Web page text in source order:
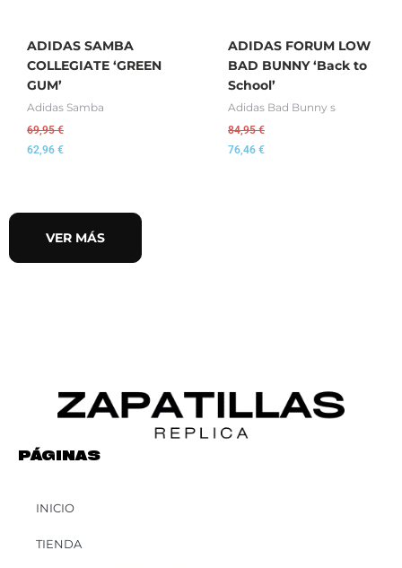
ADIDAS SAMBA
COLLEGIATE ‘GREEN
GUM’
Adidas Samba
69,95€
62,96 €
ADIDAS FORUM LOW
BAD BUNNY ‘Back to
School’
Adidas Bad Bunny s
84,95€
76,46 €
VER MÁS
PÁGINAS
INICIO
TIENDA